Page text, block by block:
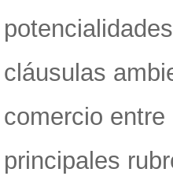
cláusulas
comercio
principales